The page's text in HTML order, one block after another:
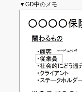
▼GD中のメモ